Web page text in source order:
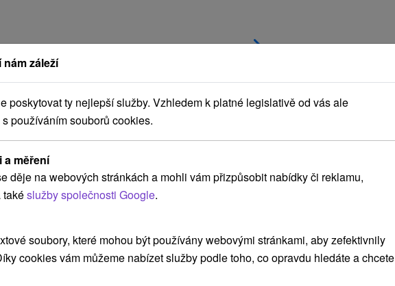
Kč od1 547,20Kč
/noc/osoba
záleží
poskytovat ty nejlepší služby. Vzhledem k platné legislativě od vás ale
používáním souborů cookies.
a měření
děje na webových stránkách a mohli vám přizpůsobit nabídky či reklamu,
takéslužby společnosti Google.
soubory, které mohou být používány webovými stránkami, aby zefektivnily
cookies vám můžeme nabízet služby podle toho, co opravdu hledáte a chcete